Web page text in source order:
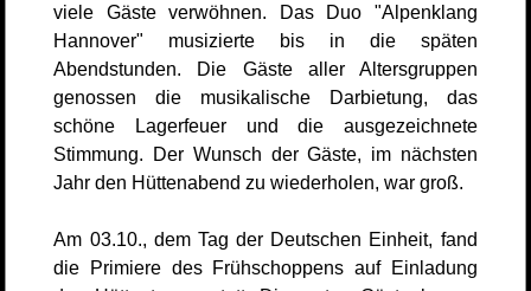
viele Gäste verwöhnen. Das Duo "Alpenklang
Hannover" musizierte bis in die späten
Abendstunden. Die Gäste aller Altersgruppen
genossen die musikalische Darbietung, das
schöne Lagerfeuer und die ausgezeichnete
Stimmung. Der Wunsch der Gäste, im nächsten
Jahr den Hüttenabend zu wiederholen, war groß.
Am 03.10., dem Tag der Deutschen Einheit, fand
die Primiere des Frühschoppens auf Einladung